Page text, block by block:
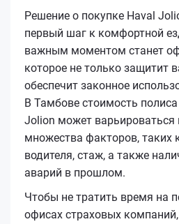
Решение о покупке Haval
первый шаг к комфортной
важным моментом станет
которое не только защитит
обеспечит законное
В Тамбове стоимость
Jolion может варьироваться
множества факторов, таких
водителя, стаж, а также
аварий в прошлом.
Чтобы не тратить время на
офисах страховых